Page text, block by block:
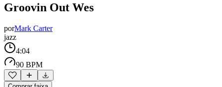
Groovin Out Wes
porMark Carter
jazz
4:04
90 BPM